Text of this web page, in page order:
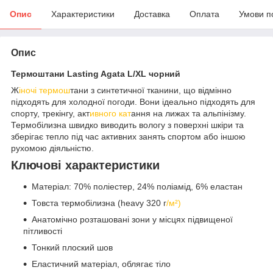
Опис Характеристики Доставка Оплата Умови
Опис
Термоштани Lasting Agata L/XL чорний
Жіночі термоштани з синтетичної тканини, що відмінно
підходять для холодної погоди. Вони ідеально підходять для
спорту, трекінгу, активного катання на лижах та альпінізму.
Термобілизна швидко виводить вологу з поверхні шкіри та
зберігає тепло під час активних занять спортом або іншою
рухомою діяльністю.
Ключові характеристики
Матеріал: 70% поліестер, 24% поліамід, 6% еластан
Товста термобілизна (heavy 320 г/м²)
Анатомічно розташовані зони у місцях підвищеної
пітливості
Тонкий плоский шов
Еластичний матеріал, облягає тіло